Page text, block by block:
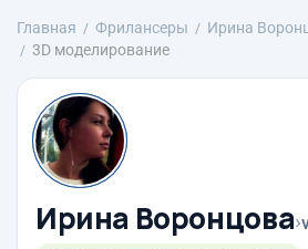
Главная Фрилансеры Ирина
3D моделирование
Ирина Воронцова›